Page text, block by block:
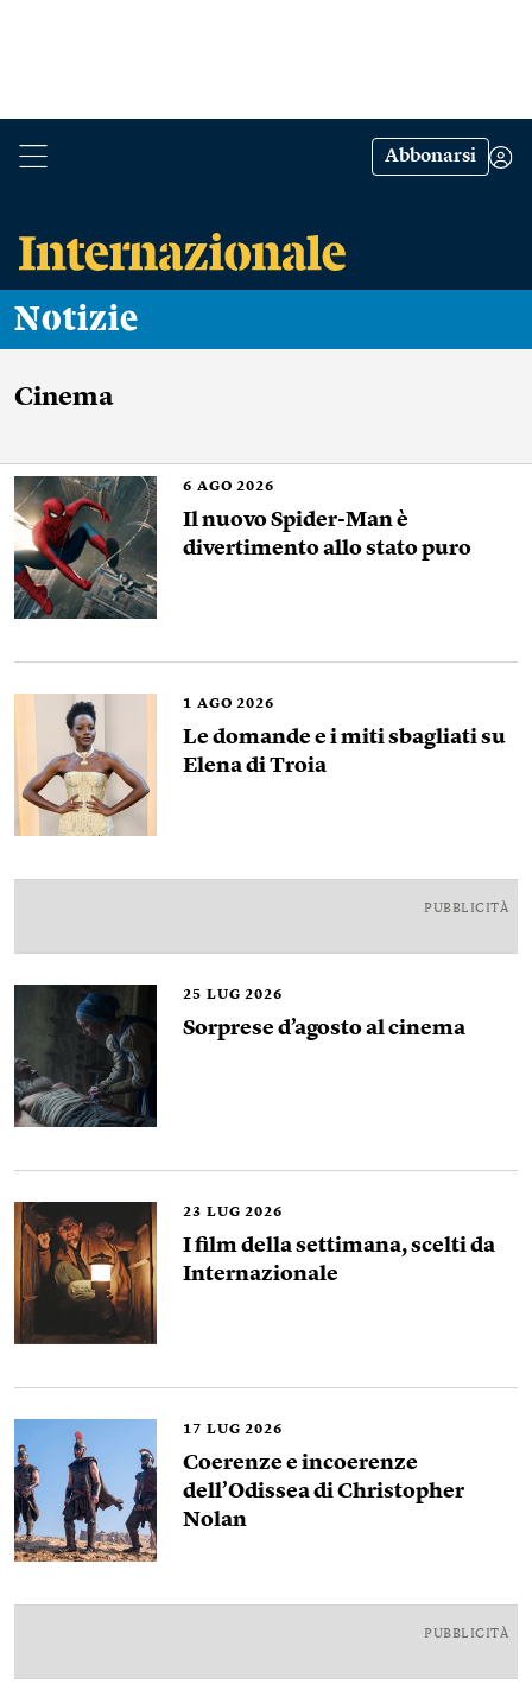
Abbonarsi
Notizie
Cinema
6 AGO 2026
Il nuovo Spider-Man è
divertimento allo stato puro
1 AGO 2026
Le domande e i miti sbagliati su
Elena di Troia
PUBBLICITÀ
25 LUG 2026
Sorprese d’agosto al cinema
23 LUG 2026
I film della settimana, scelti da
Internazionale
17 LUG 2026
Coerenze e incoerenze
dell’Odissea di Christopher
Nolan
PUBBLICITÀ